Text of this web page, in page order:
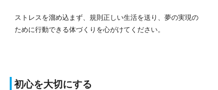
ストレスを溜め込まず、規則正しい生活を送り、夢の実現の
ために行動できる体づくりを心がけてください。
初心を大切にする